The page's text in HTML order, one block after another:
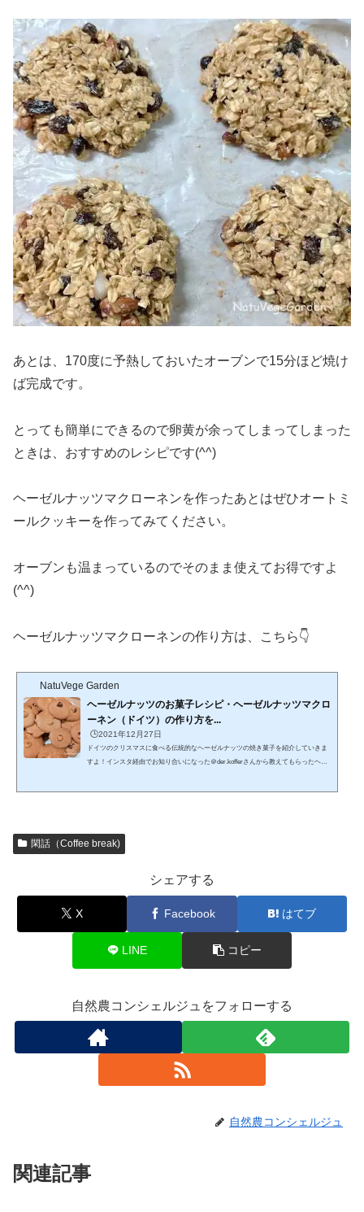
あとは、170度に予熱しておいたオーブンで15分ほど焼け
ば完成です。
とっても簡単にできるので卵黄が余ってしまってしまった
ときは、おすすめのレシピです(^^)
ヘーゼルナッツマクローネンを作ったあとはぜひオートミ
ールクッキーを作ってみてください。
オーブンも温まっているのでそのまま使えてお得ですよ
(^^)
ヘーゼルナッツマクローネンの作り方は、こちら👇
NatuVege Garden
ヘーゼルナッツのお菓子レシピ・ヘーゼルナッツマクロ
ーネン（ドイツ）の作り方を...
🕒️2021年12月27日
ドイツのクリスマスに食べる伝統的なヘーゼルナッツの焼き菓子を紹介していきま
すよ！インスタ経由でお知り合いになった＠der.kofferさんから教えてもらったヘー
閑話（Coffee break)
シェアする
X Facebook はてブ
LINE コピー
自然農コンシェルジュをフォローする
自然農コンシェルジュ
関連記事